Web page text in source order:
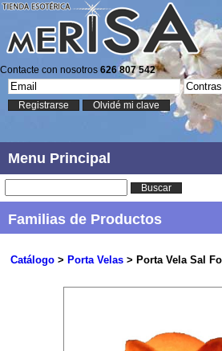
Contacte con nosotros 626 807 542
Registrarse
Olvidé mi clave
Menu Principal
Buscar
Familias de Productos
Catálogo> Porta Velas> Porta Vela Sal